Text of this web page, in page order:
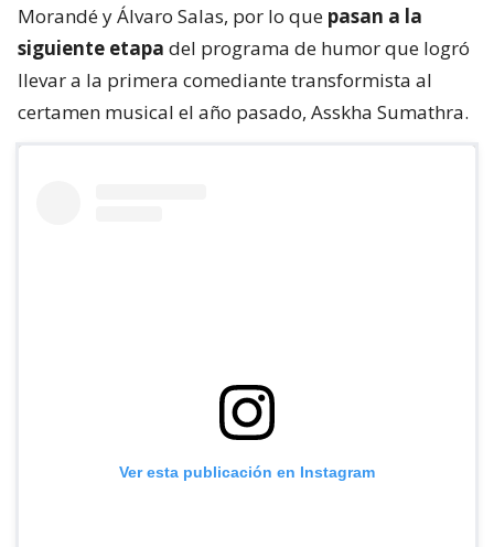
Morandé y Álvaro Salas, por lo que pasan a la
siguiente etapa del programa de humor que logró
llevar a la primera comediante transformista al
certamen musical el año pasado, Asskha Sumathra.
Ver esta publicación en Instagram